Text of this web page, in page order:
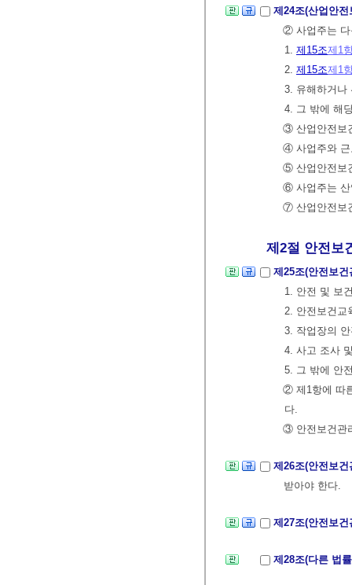
제24조(산업안
② 사업주는 다
1. 제15조제1
2. 제15조제1
3. 유해하거나
4. 그 밖에 해
③ 산업안전보
④ 사업주와 근
⑤ 산업안전보
⑥ 사업주는 산
⑦ 산업안전보
제2절 안전보
제25조(안전보
1. 안전 및 보
2. 안전보건교
3. 작업장의
4. 사고 조사
5. 그 밖에 안
② 제1항에 따
다.
③ 안전보건관
제26조(안전보
받아야 한다.
제27조(안전보
제28조(다른 법